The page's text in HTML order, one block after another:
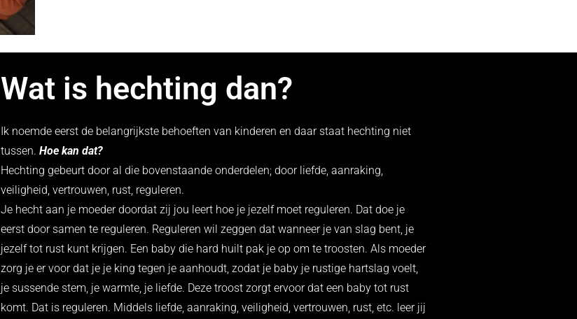
Wat is hechting dan?
Ik noemde eerst de belangrijkste behoeften van kinderen en daar staat hechting niet
tussen.Hoe kan dat?
Hechting gebeurt door al die bovenstaande onderdelen; door liefde, aanraking,
veiligheid, vertrouwen, rust, reguleren.
Je hecht aan je moeder doordat zij jou leert hoe je jezelf moet reguleren. Dat doe je
eerst door samen te reguleren. Reguleren wil zeggen dat wanneer je van slag bent, je
jezelf tot rust kunt krijgen. Een baby die hard huilt pak je op om te troosten. Als moeder
zorg je er voor dat je je king tegen je aanhoudt, zodat je baby je rustige hartslag voelt,
je sussende stem, je warmte, je liefde. Deze troost zorgt ervoor dat een baby tot rust
komt. Dat is reguleren. Middels liefde, aanraking, veiligheid, vertrouwen, rust, etc. leer jij